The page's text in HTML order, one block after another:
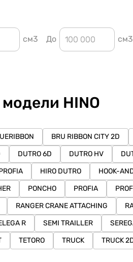
см3 До см3
HINO
BRU RIBBON CITY 2D
DUTRO 6D DUTRO HV
HIRO DUTRO HOOK-
PONCHO PROFIA
RANGER CRANE ATTACHING
R SEMI TRAILLER
TETORO TRUCK TRUCK